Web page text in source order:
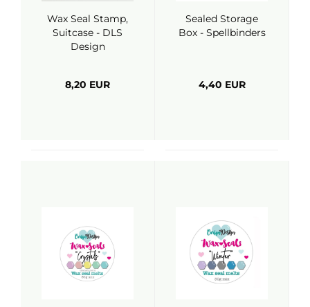
Wax Seal Stamp,
Suitcase - DLS
Design
8,20 EUR
Sealed Storage
Box - Spellbinders
4,40 EUR